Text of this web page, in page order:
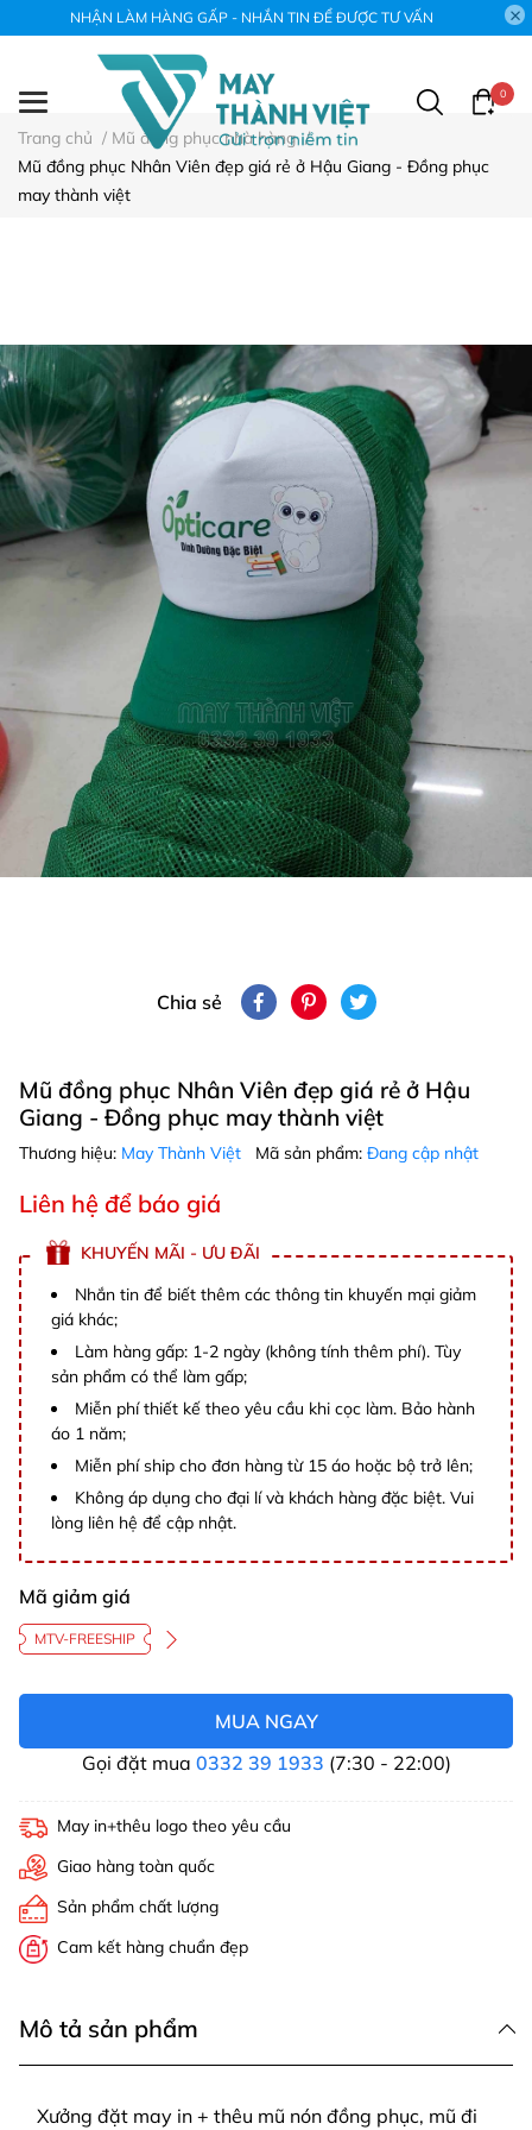
NHẬN LÀM HÀNG GẤP - NHẮN TIN ĐỂ ĐƯỢC TƯ VẤN
0
Trang chủ / Mũ đồng phục nhà hàng /
Mũ đồng phục Nhân Viên đẹp giá rẻ ở Hậu Giang - Đồng phục
may thành việt
Chia sẻ
Mũ đồng phục Nhân Viên đẹp giá rẻ ở Hậu
Giang - Đồng phục may thành việt
Thương hiệu: May Thành Việt Mã sản phẩm: Đang cập nhật
Liên hệ để báo giá
KHUYẾN MÃI - ƯU ĐÃI
Nhắn tin để biết thêm các thông tin khuyến mại giảm
giá khác;
Làm hàng gấp: 1-2 ngày (không tính thêm phí). Tùy
sản phẩm có thể làm gấp;
Miễn phí thiết kế theo yêu cầu khi cọc làm. Bảo hành
áo 1 năm;
Miễn phí ship cho đơn hàng từ 15 áo hoặc bộ trở lên;
Không áp dụng cho đại lí và khách hàng đặc biệt. Vui
lòng liên hệ để cập nhật.
Mã giảm giá
MTV-FREESHIP
MUA NGAY
Gọi đặt mua 0332 39 1933 (7:30 - 22:00)
May in+thêu logo theo yêu cầu
Giao hàng toàn quốc
Sản phẩm chất lượng
Cam kết hàng chuẩn đẹp
Mô tả sản phẩm
Xưởng đặt may in + thêu mũ nón đồng phục, mũ đi